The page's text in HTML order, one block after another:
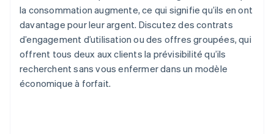
la consommation augmente, ce qui signifie qu’ils en ont
davantage pour leur argent. Discutez des contrats
d’engagement d’utilisation ou des offres groupées, qui
offrent tous deux aux clients la prévisibilité qu’ils
recherchent sans vous enfermer dans un modèle
économique à forfait.